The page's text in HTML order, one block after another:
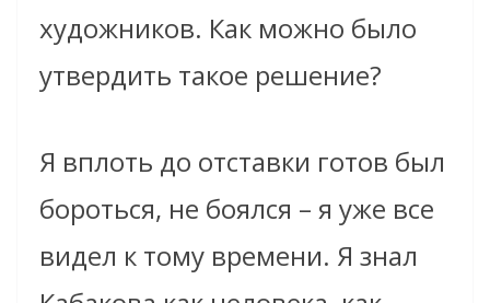
художников. Как можно было
утвердить такое решение?
Я вплоть до отставки готов был
бороться, не боялся – я уже все
видел к тому времени. Я знал